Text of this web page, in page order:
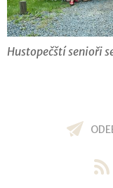
Hustopečští senioři